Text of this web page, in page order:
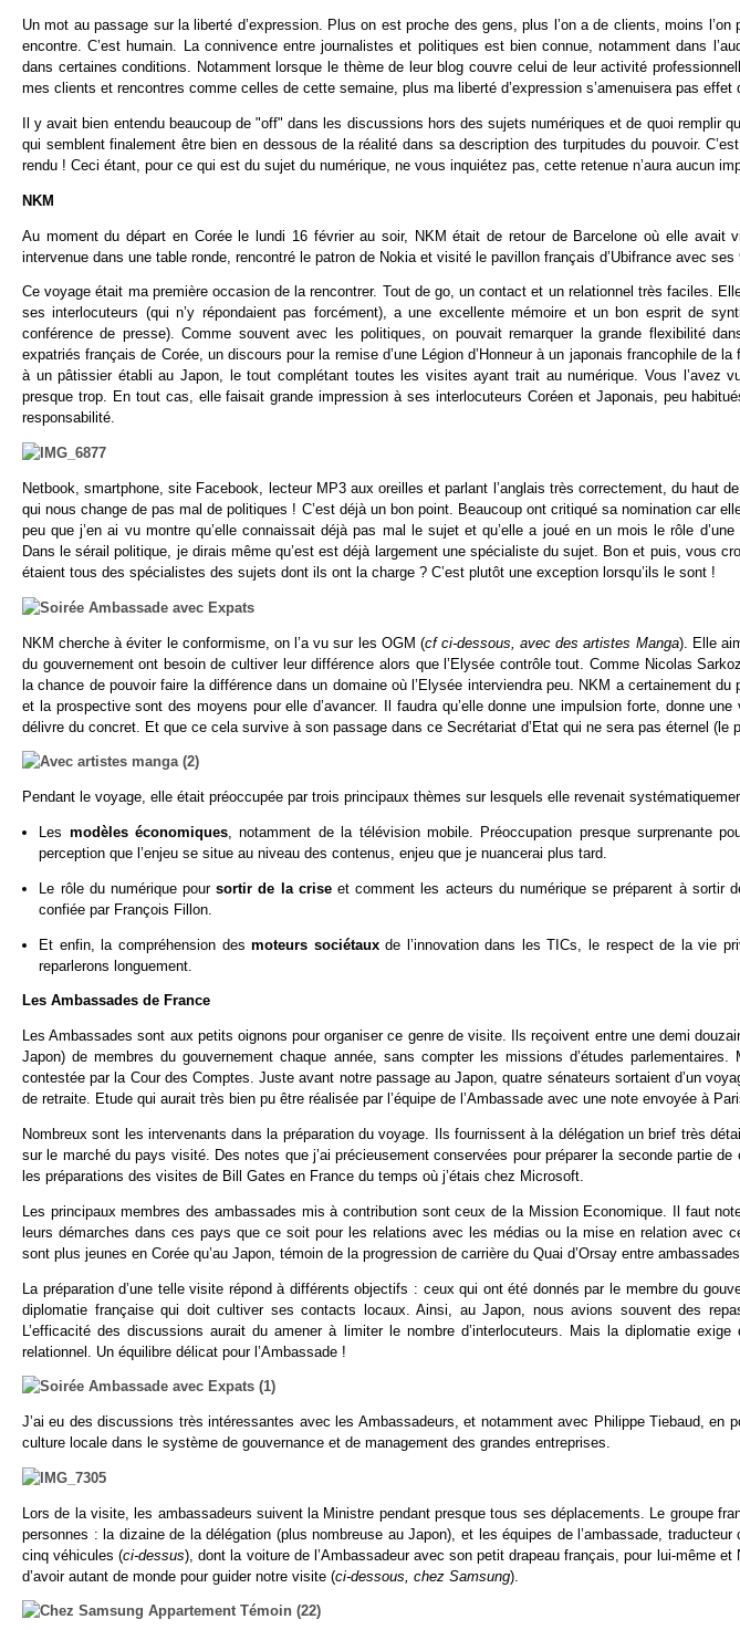
Un mot au passage sur la liberté d’expression. Plus on est proche des gens, plus l’on a de clients, moins
encontre. C’est humain. La connivence entre journalistes et politiques est bien connue, notamment dans
dans certaines conditions. Notamment lorsque le thème de leur blog couvre celui de leur activité
mes clients et rencontres comme celles de cette semaine, plus ma liberté d’expression s’amenuisera pas effet
Il y avait bien entendu beaucoup de "off" dans les discussions hors des sujets numériques et de quoi remplir
qui semblent finalement être bien en dessous de la réalité dans sa description des turpitudes du pouvoir.
rendu ! Ceci étant, pour ce qui est du sujet du numérique, ne vous inquiétez pas, cette retenue n’aura aucun
NKM
Au moment du départ en Corée le lundi 16 février au soir, NKM était de retour de Barcelone où elle avait
intervenue dans une table ronde, rencontré le patron de Nokia et visité le pavillon français d’Ubifrance avec ses
Ce voyage était ma première occasion de la rencontrer. Tout de go, un contact et un relationnel très faciles.
ses interlocuteurs (qui n’y répondaient pas forcément), a une excellente mémoire et un bon esprit de
conférence de presse). Comme souvent avec les politiques, on pouvait remarquer la grande flexibilité
expatriés français de Corée, un discours pour la remise d’une Légion d’Honneur à un japonais francophile de
à un pâtissier établi au Japon, le tout complétant toutes les visites ayant trait au numérique. Vous l’avez
presque trop. En tout cas, elle faisait grande impression à ses interlocuteurs Coréen et Japonais, peu
responsabilité.
Netbook, smartphone, site Facebook, lecteur MP3 aux oreilles et parlant l’anglais très correctement, du haut
qui nous change de pas mal de politiques ! C’est déjà un bon point. Beaucoup ont critiqué sa nomination car
peu que j’en ai vu montre qu’elle connaissait déjà pas mal le sujet et qu’elle a joué en un mois le rôle d’une
Dans le sérail politique, je dirais même qu’est est déjà largement une spécialiste du sujet. Bon et puis, vous
étaient tous des spécialistes des sujets dont ils ont la charge ? C’est plutôt une exception lorsqu’ils le sont !
NKM cherche à éviter le conformisme, on l’a vu sur les OGM (cf ci-dessous, avec des artistes Manga). Elle
du gouvernement ont besoin de cultiver leur différence alors que l’Elysée contrôle tout. Comme Nicolas
la chance de pouvoir faire la différence dans un domaine où l’Elysée interviendra peu. NKM a certainement du
et la prospective sont des moyens pour elle d’avancer. Il faudra qu’elle donne une impulsion forte, donne
délivre du concret. Et que ce cela survive à son passage dans ce Secrétariat d’Etat qui ne sera pas éternel (le
Pendant le voyage, elle était préoccupée par trois principaux thèmes sur lesquels elle revenait
Les modèles économiques , notamment de la télévision mobile. Préoccupation presque surprenante
perception que l’enjeu se situe au niveau des contenus, enjeu que je nuancerai plus tard.
Le rôle du numérique poursortir de la criseet comment les acteurs du numérique se préparent à sortir
confiée par François Fillon.
Et enfin, la compréhension desmoteurs sociétauxde l’innovation dans les TICs, le respect de la vie
reparlerons longuement.
Les Ambassades de France
Les Ambassades sont aux petits oignons pour organiser ce genre de visite. Ils reçoivent entre une demi
Japon) de membres du gouvernement chaque année, sans compter les missions d’études parlementaires.
contestée par la Cour des Comptes. Juste avant notre passage au Japon, quatre sénateurs sortaient d’un
de retraite. Etude qui aurait très bien pu être réalisée par l’équipe de l’Ambassade avec une note envoyée à
Nombreux sont les intervenants dans la préparation du voyage. Ils fournissent à la délégation un brief très
sur le marché du pays visité. Des notes que j’ai précieusement conservées pour préparer la seconde partie
les préparations des visites de Bill Gates en France du temps où j’étais chez Microsoft.
Les principaux membres des ambassades mis à contribution sont ceux de la Mission Economique. Il faut
leurs démarches dans ces pays que ce soit pour les relations avec les médias ou la mise en relation avec
sont plus jeunes en Corée qu’au Japon, témoin de la progression de carrière du Quai d’Orsay entre
La préparation d’une telle visite répond à différents objectifs : ceux qui ont été donnés par le membre du
diplomatie française qui doit cultiver ses contacts locaux. Ainsi, au Japon, nous avions souvent des
L’efficacité des discussions aurait du amener à limiter le nombre d’interlocuteurs. Mais la diplomatie
relationnel. Un équilibre délicat pour l’Ambassade !
J’ai eu des discussions très intéressantes avec les Ambassadeurs, et notamment avec Philippe Tiebaud, en
culture locale dans le système de gouvernance et de management des grandes entreprises.
Lors de la visite, les ambassadeurs suivent la Ministre pendant presque tous ses déplacements. Le groupe
personnes : la dizaine de la délégation (plus nombreuse au Japon), et les équipes de l’ambassade,
cinq véhicules (ci-dessus), dont la voiture de l’Ambassadeur avec son petit drapeau français, pour lui-même
d’avoir autant de monde pour guider notre visite (ci-dessous, chez Samsung).